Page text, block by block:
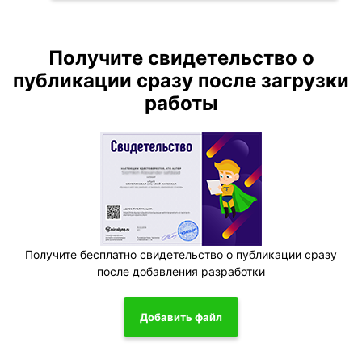
Получите свидетельство о
публикации сразу после загрузки
работы
Получите бесплатно свидетельство о публикации сразу
после добавления разработки
Добавить файл